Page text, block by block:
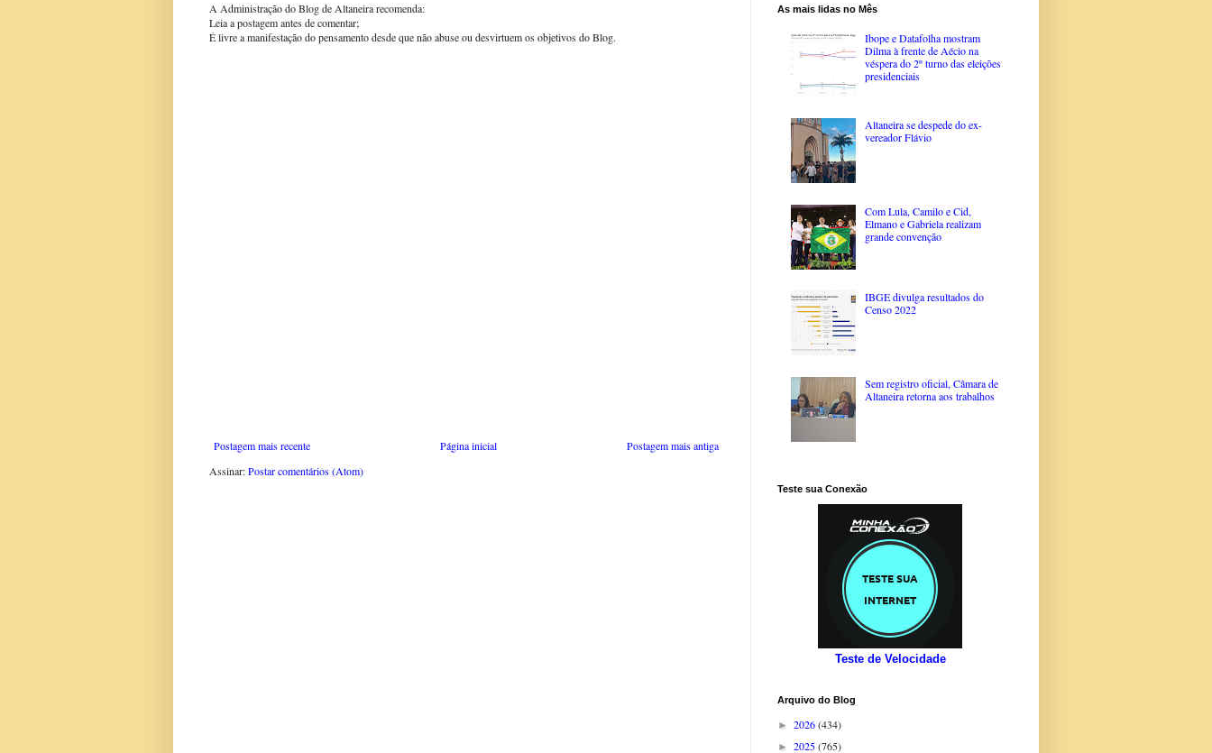
A Administração do Blog de Altaneira recomenda:
Leia a postagem antes de comentar;
É livre a manifestação do pensamento desde que não abuse ou desvirtuem os objetivos do Blog.
Postagem mais recente Postagem mais antiga
Página inicial
Assinar:Postar comentários (Atom)
As mais lidas no Mês
Ibope e Datafolha mostram
Dilma à frente de Aécio na
véspera do 2º turno das eleições
presidenciais
Altaneira se despede do ex-
vereador Flávio
Com Lula, Camilo e Cid,
Elmano e Gabriela realizam
grande convenção
IBGE divulga resultados do
Censo 2022
Sem registro oficial, Câmara de
Altaneira retorna aos trabalhos
Teste sua Conexão
Teste de Velocidade
Arquivo do Blog
► 2026(434)
► 2025(765)